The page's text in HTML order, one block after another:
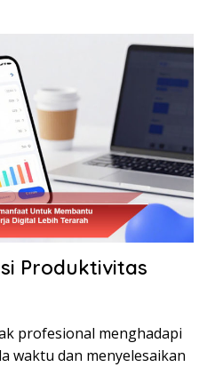
Produktivitas
profesional menghadapi
waktu dan menyelesaikan